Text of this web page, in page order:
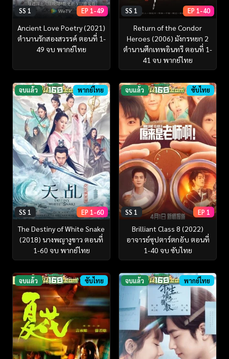
SS 1 EP 1-49
Ancient Love Poetry (2021)
ตำนานรักสองสวรรค์ ตอนที่ 1-
49 จบ พากย์ไทย
SS 1 EP 1-40
Return of the Condor
Heroes (2006) มังกรหยก 2
ตำนานศึกเทพอินทรี ตอนที่ 1-
41 จบ พากย์ไทย
จบแล้ว พากย์ไทย
SS 1 EP 1-60
The Destiny of White Snake
(2018) นางพญางูขาว ตอนที่
1-60 จบ พากย์ไทย
จบแล้ว ซับไทย
SS 1 EP 1
Brilliant Class 8 (2022)
อาจารย์ซุปตาร์ตกอับ ตอนที่
1-40 จบ ซับไทย
จบแล้ว ซับไทย จบแล้ว พากย์ไทย